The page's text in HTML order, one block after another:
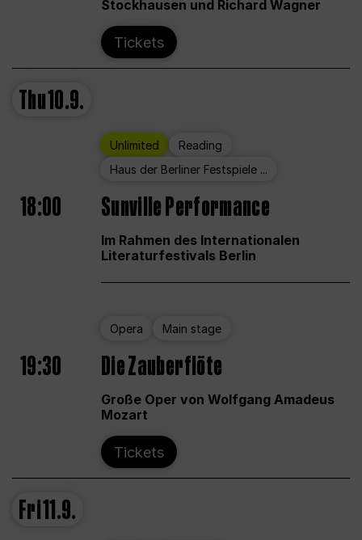
Stockhausen und Richard Wagner
Tickets
Thu10.9.
Unlimited
Reading
Haus der Berliner Festspiele ...
18:00 Sunville Performance
Im Rahmen des Internationalen
Literaturfestivals Berlin
Opera Main stage
19:30 Die Zauberflöte
Große Oper von Wolfgang Amadeus
Mozart
Tickets
Fri11.9.